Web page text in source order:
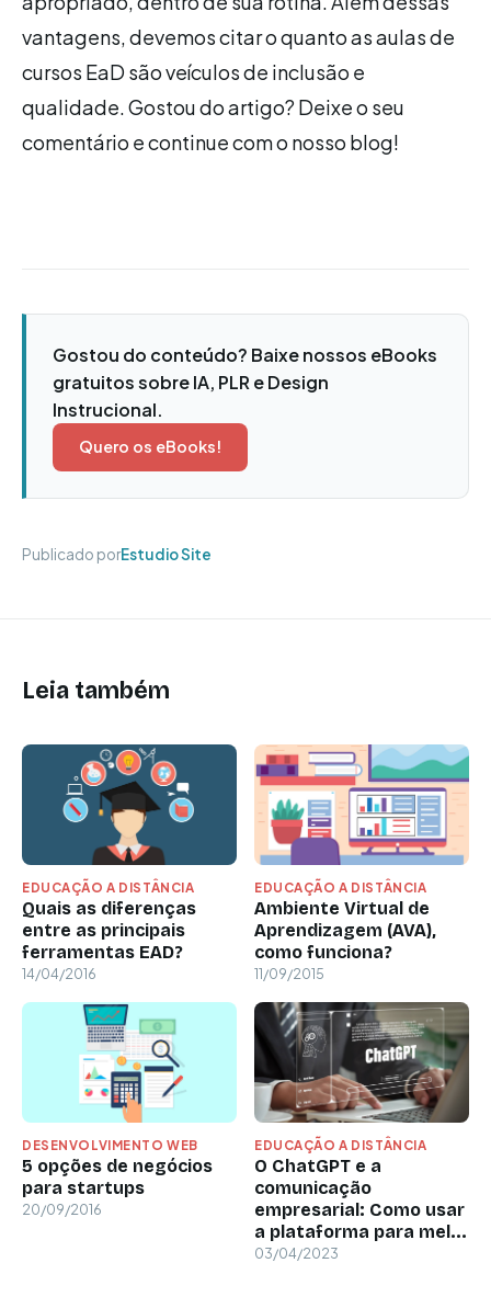
vantagens, devemos citar o quanto as aulas de
cursos EaD são veículos de inclusão e
qualidade. Gostou do artigo? Deixe o seu
comentário e continue com o nosso blog!
Gostou do conteúdo? Baixe nossos eBooks
gratuitos sobre IA, PLR e Design
Instrucional.
Quero os eBooks!
Publicado porEstudio Site
Leia também
EDUCAÇÃO A DISTÂNCIA
Quais as diferenças
entre as principais
ferramentas EAD?
14/04/2016
EDUCAÇÃO A DISTÂNCIA
Ambiente Virtual de
Aprendizagem (AVA),
como funciona?
11/09/2015
DESENVOLVIMENTO WEB
5 opções de negócios
para startups
20/09/2016
EDUCAÇÃO A DISTÂNCIA
O ChatGPT e a
comunicação
empresarial: Como usar
a plataforma para mel...
03/04/2023